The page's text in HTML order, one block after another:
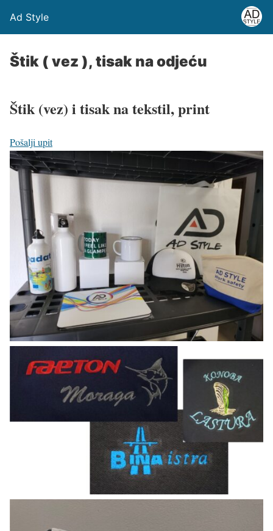
Ad Style
Štik ( vez ), tisak na odjeću
Štik (vez) i tisak na tekstil, print
Pošalji upit